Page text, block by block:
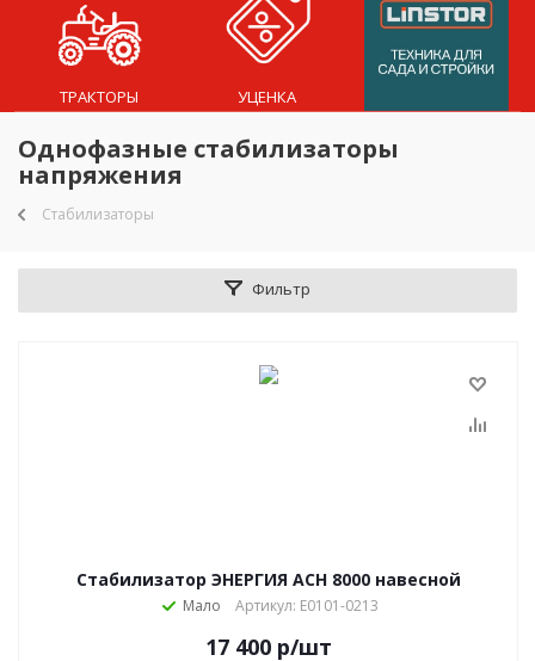
ТРАКТОРЫ УЦЕНКА
Однофазные стабилизаторы
напряжения
Стабилизаторы
Фильтр
Стабилизатор ЭНЕРГИЯ АСН 8000 навесной
Мало Артикул: Е0101-0213
17 400 р/шт